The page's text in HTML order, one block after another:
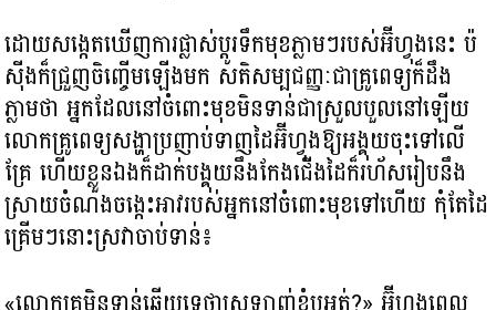
ដោយសង្កេតឃើញការផ្លាស់ប្ដូរទឹកមុខភ្លាមៗរបស់អ៊ីហ្វុងនេះ ប៉
ស៊ីងក៏ជ្រួញចិញ្ចើមឡើងមក សតិសម្បជញ្ញៈជាគ្រូពេទ្យក៏ដឹង
ភ្លាមថា អ្នកដែលនៅចំពោះមុខមិនទាន់ជាស្រួលបួលនៅឡើយ
លោកគ្រូពេទ្យសង្ហាប្រញាប់ទាញដៃអ៊ីហ្វុងឱ្យអង្គុយចុះទៅលើ
គ្រែ ហើយខ្លួនឯងក៏ដាក់បង្គុយនឹងកែងជើងដៃក៏រហ័សរៀបនឹង
ស្រាយចំណងចង្កេះអាវរបស់អ្នកនៅចំពោះមុខទៅហើយ កុំតែដៃ
គ្រើមៗនោះស្រវាចាប់ទាន់៖